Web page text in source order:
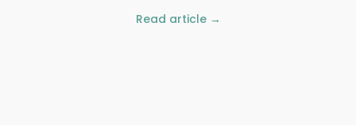
Read article →